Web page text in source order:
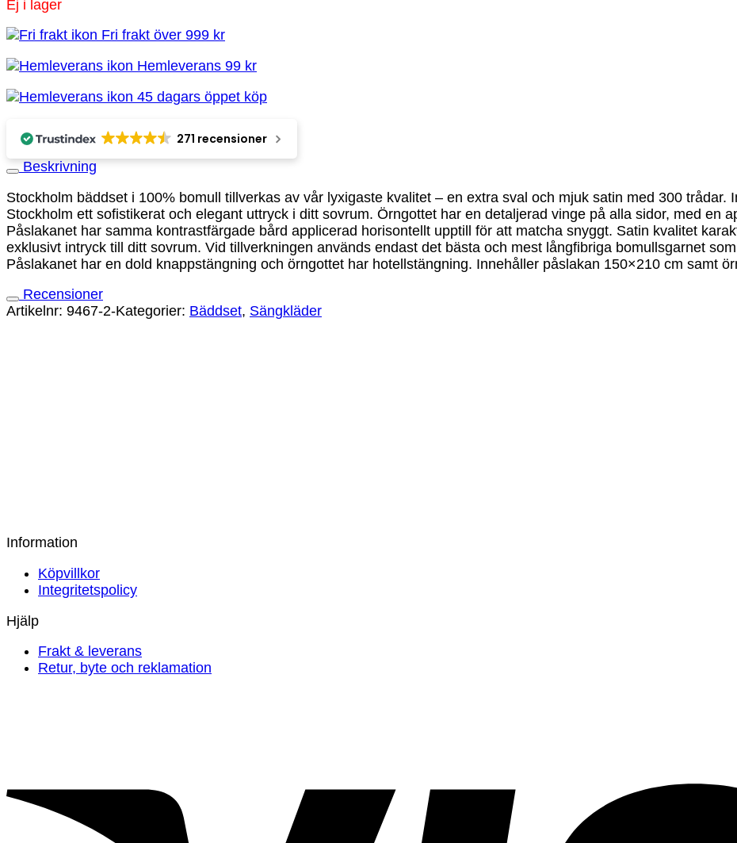
Ej i lager
Fri frakt över 999 kr
Hemleverans 99 kr
45 dagars öppet köp
271 recensioner
Beskrivning
Stockholm bäddset i 100% bomull tillverkas av vår lyxigaste kvalitet – en extra sval och mjuk satin med 300
Stockholm ett sofistikerat och elegant uttryck i ditt sovrum. Örngottet har en detaljerad vinge på alla sidor, med en
Påslakanet har samma kontrastfärgade bård applicerad horisontellt upptill för att matcha snyggt. Satin kvalitet
exklusivt intryck till ditt sovrum. Vid tillverkningen används endast det bästa och mest långfibriga bomullsgarnet
Påslakanet har en dold knappstängning och örngottet har hotellstängning. Innehåller påslakan 150×210 cm samt
Recensioner
Artikelnr: 9467-2-Kategorier: Bäddset, Sängkläder
Information
Köpvillkor
Integritetspolicy
Hjälp
Frakt & leverans
Retur, byte och reklamation